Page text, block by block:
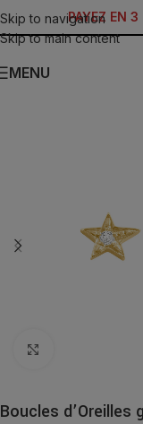
Skip to navigation
Skip to main content
PAYEZ EN
MENU
Boucles d’Oreilles